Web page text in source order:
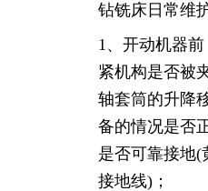
钻铣床日常维
1、开动机器
紧机构是否被
轴套筒的升降
备的情况是否
是否可靠接地(
接地线)；